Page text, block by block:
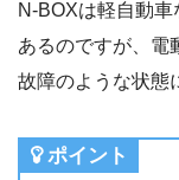
N-BOXは軽自動
あるのですが、電
故障のような状態
ポイント